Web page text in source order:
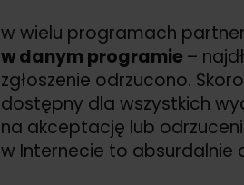
w wielu programach
w danym programie –
zgłoszenie odrzucono.
dostępny dla wszystkich
na akceptację lub
w Internecie to absurdalnie